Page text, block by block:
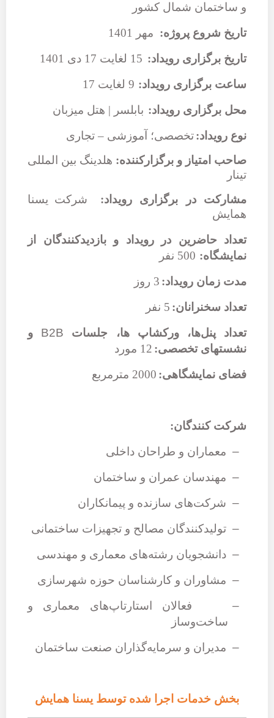
و ساختمان شمال کشور
تاریخ شروع پروژه: مهر 1401
تاریخ برگزاری رویداد:
ساعت برگزاری رویداد: 9 لغایت 17
محل برگزاری رویداد: بابلسر | هتل میزبان
نوع رویداد:تخصصی؛ آموزشی – تجاری
صاحب امتیاز و برگزارکننده: هلدینگ بین المللی
تینار
مشارکت در برگزاری رویداد:
شرکت یسنا
همایش
تعداد حاضرین در رویداد و بازدیدکنندگان از
نمایشگاه: 500 نفر
مدت زمان رویداد: 3 روز
تعداد سخنرانان: 5 نفر
تعداد پنل‌ها، ورکشاپ ­ها، جلسات B2B و
نشست­های تخصصی: 12 مورد
فضای نمایشگاهی: 2000 مترمربع
شرکت کنندگان:
– معماران و طراحان داخلی
– مهندسان عمران و ساختمان
– شرکت‌های سازنده و پیمانکاران
– تولیدکنندگان مصالح و تجهیزات ساختمانی
– دانشجویان رشته‌های معماری و مهندسی
– مشاوران و کارشناسان حوزه شهرسازی
–
فعالان استارتاپ‌های معماری و
ساخت‌وساز
– مدیران و سرمایه‌گذاران صنعت ساختمان
بخش خدمات اجرا شده توسط یسنا همایش